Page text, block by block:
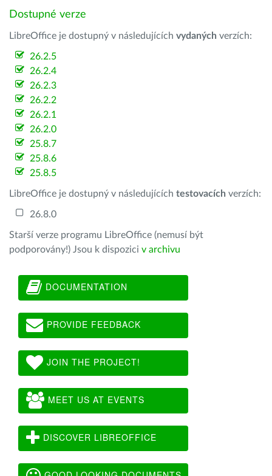
Dostupné verze
LibreOffice je dostupný v následujících vydaných verzích:
26.2.5
26.2.4
26.2.3
26.2.2
26.2.1
26.2.0
25.8.7
25.8.6
25.8.5
LibreOffice je dostupný v následujících testovacích verzích:
26.8.0
Starší verze programu LibreOffice (nemusí být
podporovány!) Jsou k dispozici v archivu
DOCUMENTATION
PROVIDE FEEDBACK
JOIN THE PROJECT!
MEET US AT EVENTS
DISCOVER LIBREOFFICE